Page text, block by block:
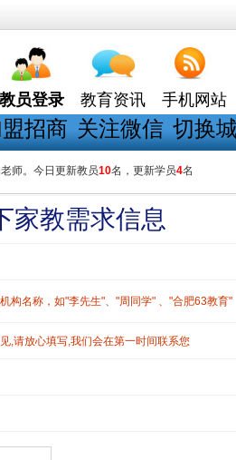
教员登录 教育资讯 手机网站
招商 关注微信 切换
师。今日更新教员10名，更新学员4名
家教需求信息
构名称，如"李先生"、"周同学" 、"合肥63教育"
,请放心填写,我们会在第一时间联系您